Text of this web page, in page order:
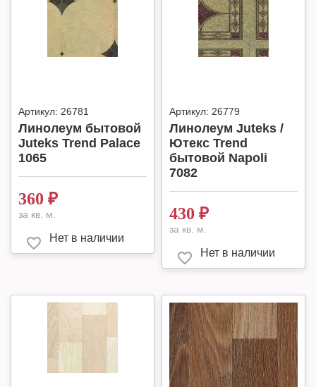
Артикул: 26781
Линолеум бытовой
Juteks Trend Palace
1065
360 ₽
за кв. м.
Нет в наличии
Артикул: 26779
Линолеум Juteks /
Ютекс Trend
бытовой Napoli
7082
430 ₽
за кв. м.
Нет в наличии